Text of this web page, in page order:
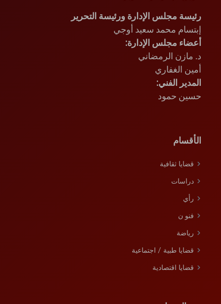
رئيسة مجلس الإدارة ورئيسة التحرير
إبتسام محمد سعيد أوجي
أعضاء مجلس الإدارة:
د. مازن الرمضاني
أمين الغفاري
المدير الفني:
حسين حمود
الأقسام
قضايا ثقافية
دراسات
رأي
فنو ن
رﯾﺎﺿﺔ
قضايا طبية / اجتماعية
قضايا اقتصادية